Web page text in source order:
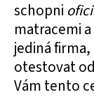
schopni
matracemi
jediná
otestovat
Vám tento